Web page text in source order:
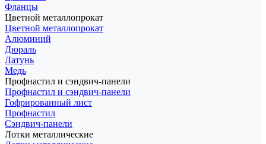
Фланцы
Цветной металлопрокат
Цветной металлопрокат
Алюминий
Дюраль
Латунь
Медь
Профнастил и сэндвич-панели
Профнастил и сэндвич-панели
Гофрированный лист
Профнастил
Сэндвич-панели
Лотки металлические